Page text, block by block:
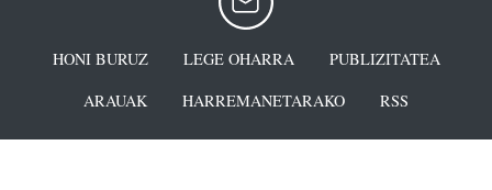
HONI BURUZ LEGE OHARRA
PUBLIZITATEA
ARAUAK
HARREMANETARAKO RSS